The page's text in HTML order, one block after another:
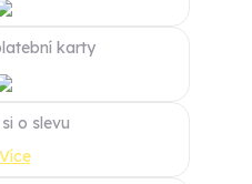
karty
o slevu
Více